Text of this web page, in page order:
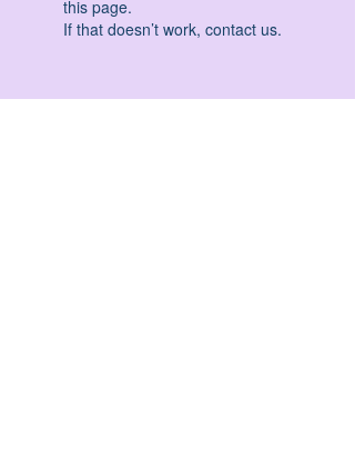
this page.
If that doesn’t work, contact us.